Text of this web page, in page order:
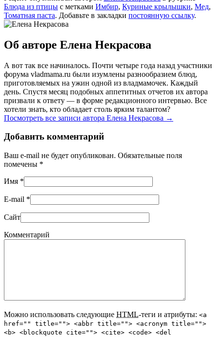
Блюда из птицы с метками Имбир, Куриные крылышки, Мед,
Томатная паста. Добавьте в закладки постоянную ссылку.
Об авторе Елена Некрасова
А вот так все начиналось. Почти четыре года назад участники
форума vladmama.ru были изумлены разнообразием блюд,
приготовляемых на ужин одной из владмамочек. Каждый
день. Спустя месяц подобных аппетитных отчетов их автора
призвали к ответу — в форме редакционного интервью. Все
хотели знать, кто обладает столь ярким талантом?
Посмотреть все записи автора Елена Некрасова →
Добавить комментарий
Ваш e-mail не будет опубликован. Обязательные поля
помечены *
Имя *
E-mail *
Сайт
Комментарий
Можно использовать следующие HTML-теги и атрибуты: <a
href="" title=""> <abbr title=""> <acronym title="">
<b> <blockquote cite=""> <cite> <code> <del